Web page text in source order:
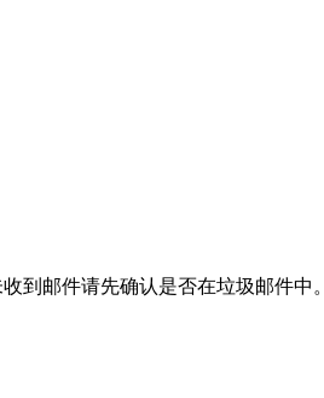
到邮件请先确认是否在垃圾邮件中。